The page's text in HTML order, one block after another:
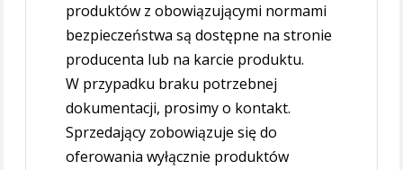
produktów z obowiązującymi normami
bezpieczeństwa są dostępne na stronie
producenta lub na karcie produktu.
W przypadku braku potrzebnej
dokumentacji, prosimy o kontakt.
Sprzedający zobowiązuje się do
oferowania wyłącznie produktów